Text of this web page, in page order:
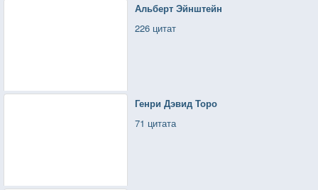
Альберт Эйнштейн
226 цитат
Генри Дэвид Торо
71 цитата